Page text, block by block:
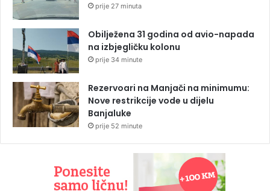
prije 27 minuta
Obilježena 31 godina od avio-napada
na izbjegličku kolonu
prije 34 minute
Rezervoari na Manjači na minimumu:
Nove restrikcije vode u dijelu
Banjaluke
prije 52 minute